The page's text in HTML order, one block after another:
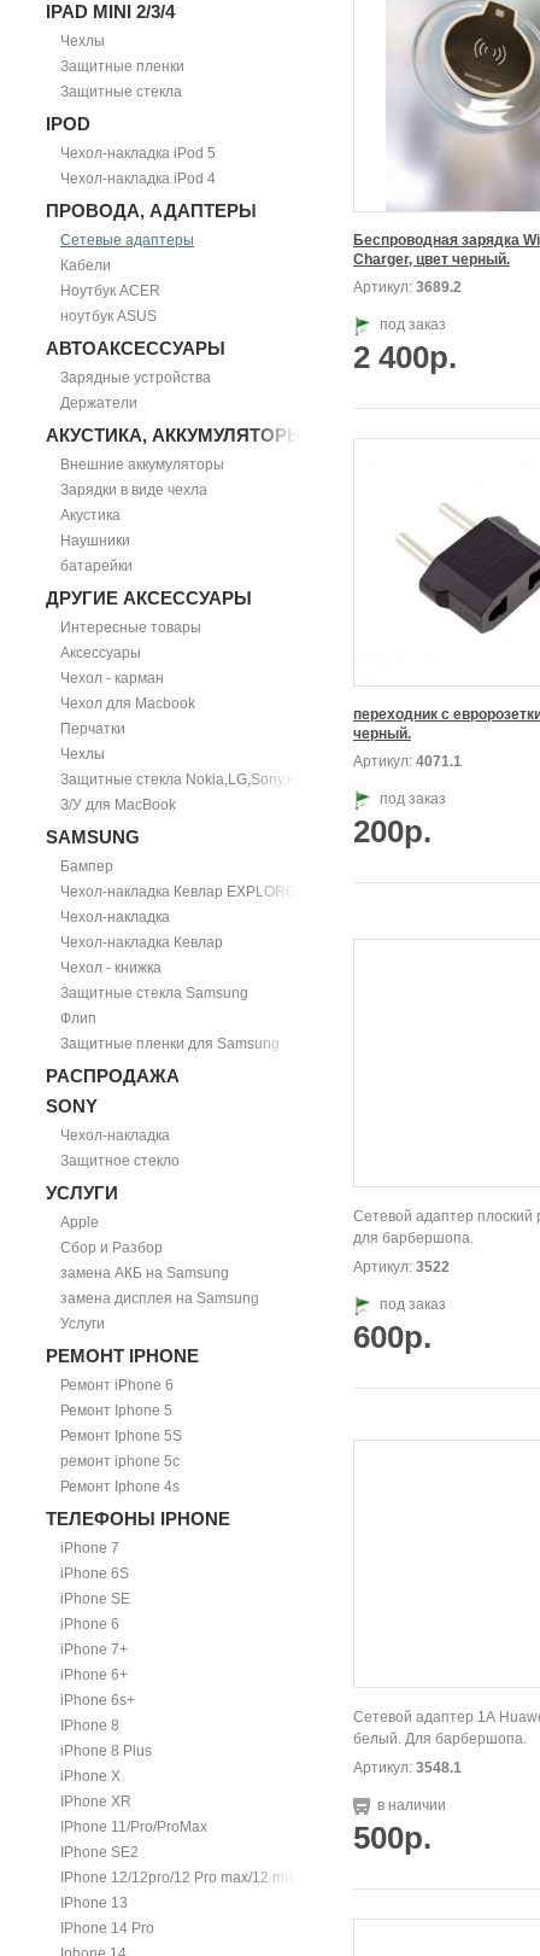
IPAD MINI 2/3/4
Чехлы
Защитные пленки
Защитные стекла
IPOD
Чехол-накладка iPod 5
Чехол-накладка iPod 4
ПРОВОДА, АДАПТЕРЫ
Сетевые адаптеры
Кабели
Ноутбук ACER
ноутбук ASUS
АВТОАКСЕССУАРЫ
Зарядные устройства
Держатели
АКУСТИКА, АККУМУЛЯТОРЫ
Внешние аккумуляторы
Зарядки в виде чехла
Акустика
Наушники
батарейки
ДРУГИЕ АКСЕССУАРЫ
Интересные товары
Аксессуары
Чехол - карман
Чехол для Macbook
Перчатки
Чехлы
Защитные стекла Nokia,LG,Sony,HTC
З/У для MacBook
SAMSUNG
Бампер
Чехол-накладка Кевлар EXPLORER
Чехол-накладка
Чехол-накладка Кевлар
Чехол - книжка
Защитные стекла Samsung
Флип
Защитные пленки для Samsung
РАСПРОДАЖА
SONY
Чехол-накладка
Защитное стекло
УСЛУГИ
Apple
Сбор и Разбор
замена АКБ на Samsung
замена дисплея на Samsung
Услуги
РЕМОНТ IPHONE
Ремонт iPhone 6
Ремонт Iphone 5
Ремонт Iphone 5S
ремонт iphone 5c
Ремонт Iphone 4s
ТЕЛЕФОНЫ IPHONE
iPhone 7
iPhone 6S
iPhone SE
iPhone 6
iPhone 7+
iPhone 6+
iPhone 6s+
IPhone 8
iPhone 8 Plus
iPhone X
IPhone XR
IPhone 11/Pro/ProMax
IPhone SE2
IPhone 12/12pro/12 Pro max/12 mini.
IPhone 13
IPhone 14 Pro
Беспроводная зарядка
Charger, цвет черный.
Артикул: 3689.2
под заказ
2 400р.
переходник с
черный.
Артикул: 4071.1
под заказ
200р.
Cетевой адаптер плоский
для барбершопа.
Артикул: 3522
под заказ
600р.
Сетевой адаптер 1А
белый. Для барбершопа.
Артикул: 3548.1
в наличии
500р.